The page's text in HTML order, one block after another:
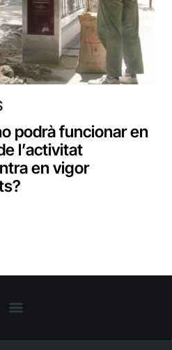
podrà funcionar en
l’activitat
en vigor